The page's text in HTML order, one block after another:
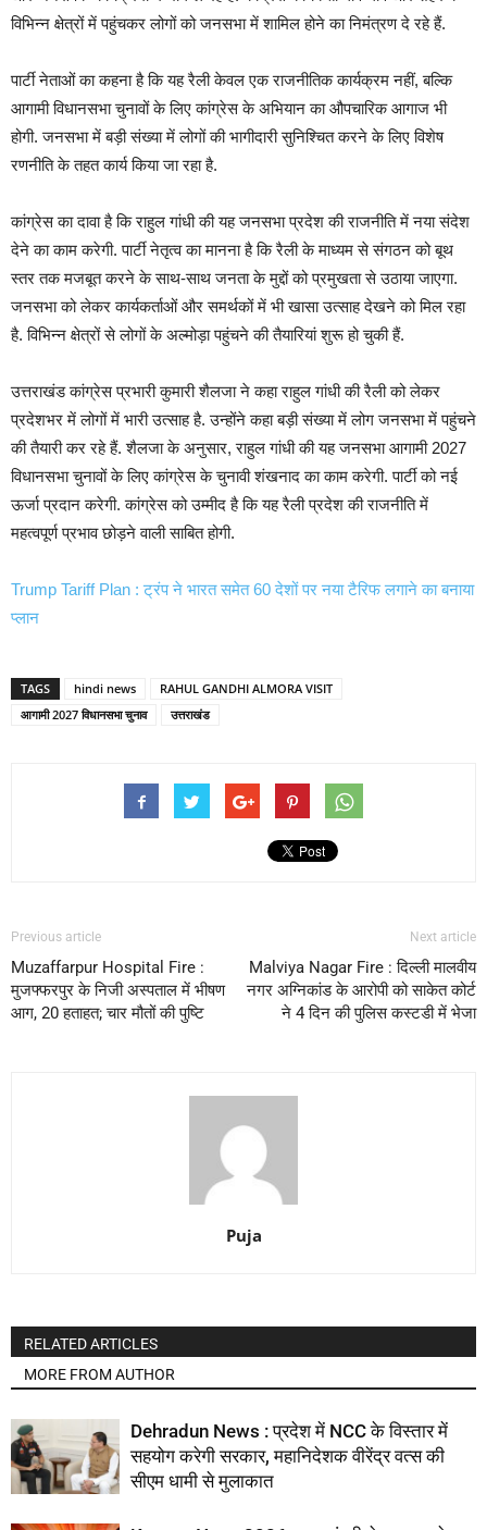
विभिन्न क्षेत्रों में पहुंचकर लोगों को जनसभा में शामिल होने का निमंत्रण दे रहे हैं.
पार्टी नेताओं का कहना है कि यह रैली केवल एक राजनीतिक कार्यक्रम नहीं, बल्कि
आगामी विधानसभा चुनावों के लिए कांग्रेस के अभियान का औपचारिक आगाज भी
होगी. जनसभा में बड़ी संख्या में लोगों की भागीदारी सुनिश्चित करने के लिए विशेष
रणनीति के तहत कार्य किया जा रहा है.
कांग्रेस का दावा है कि राहुल गांधी की यह जनसभा प्रदेश की राजनीति में नया संदेश
देने का काम करेगी. पार्टी नेतृत्व का मानना है कि रैली के माध्यम से संगठन को बूथ
स्तर तक मजबूत करने के साथ-साथ जनता के मुद्दों को प्रमुखता से उठाया जाएगा.
जनसभा को लेकर कार्यकर्ताओं और समर्थकों में भी खासा उत्साह देखने को मिल रहा
है. विभिन्न क्षेत्रों से लोगों के अल्मोड़ा पहुंचने की तैयारियां शुरू हो चुकी हैं.
उत्तराखंड कांग्रेस प्रभारी कुमारी शैलजा ने कहा राहुल गांधी की रैली को लेकर
प्रदेशभर में लोगों में भारी उत्साह है. उन्होंने कहा बड़ी संख्या में लोग जनसभा में पहुंचने
की तैयारी कर रहे हैं. शैलजा के अनुसार, राहुल गांधी की यह जनसभा आगामी 2027
विधानसभा चुनावों के लिए कांग्रेस के चुनावी शंखनाद का काम करेगी. पार्टी को नई
ऊर्जा प्रदान करेगी. कांग्रेस को उम्मीद है कि यह रैली प्रदेश की राजनीति में
महत्वपूर्ण प्रभाव छोड़ने वाली साबित होगी.
Trump Tariff Plan : ट्रंप ने भारत समेत 60 देशों पर नया टैरिफ लगाने का बनाया
प्लान
TAGS hindi news
RAHUL GANDHI ALMORA VISIT
आगामी 2027 विधानसभा चुनाव
उत्तराखंड
Previous article
Muzaffarpur Hospital Fire :
मुजफ्फरपुर के निजी अस्पताल में भीषण
आग, 20 हताहत; चार मौतों की पुष्टि
Next article
Malviya Nagar Fire : दिल्ली मालवीय
नगर अग्निकांड के आरोपी को साकेत कोर्ट
ने 4 दिन की पुलिस कस्टडी में भेजा
Puja
RELATED ARTICLES
MORE FROM AUTHOR
Dehradun News : प्रदेश में NCC के विस्तार में
सहयोग करेगी सरकार, महानिदेशक वीरेंद्र वत्स की
सीएम धामी से मुलाकात